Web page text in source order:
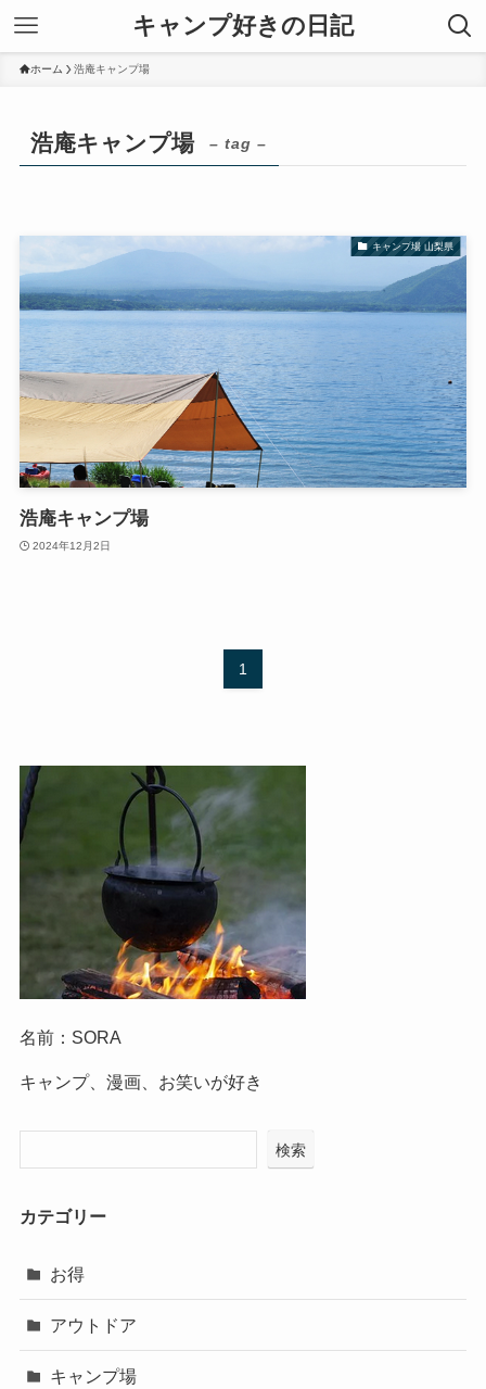
キャンプ好きの日記
ホーム 浩庵キャンプ場
浩庵キャンプ場 – tag –
キャンプ場 山梨県
浩庵キャンプ場
2024年12月2日
1
名前：SORA
キャンプ、漫画、お笑いが好き
検索
カテゴリー
お得
アウトドア
キャンプ場